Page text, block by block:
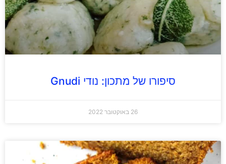
סיפורו של מתכון: נודי Gnudi
26 באוקטובר 2022